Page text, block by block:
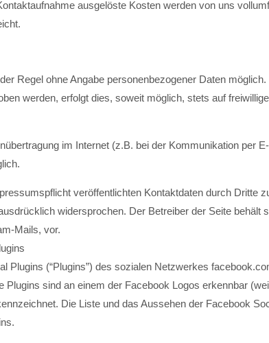
ausgelöste Kosten werden von uns
Regel ohne Angabe personenbezogener Daten
werden, erfolgt dies, soweit möglich, stets auf
im Internet (z.B. bei der Kommunikation per
veröffentlichten Kontaktdaten durch Dritte
widersprochen. Der Betreiber der Seite
Mails, vor.
Plugins (“Plugins”) des sozialen Netzwerkes
Plugins sind an einem der Facebook Logos erkennbar
Die Liste und das Aussehen der Facebook